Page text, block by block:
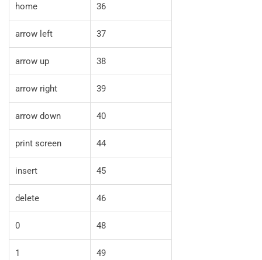
home 36
arrow left 37
arrow up 38
arrow right 39
arrow down 40
print screen 44
insert 45
delete 46
0 48
1 49